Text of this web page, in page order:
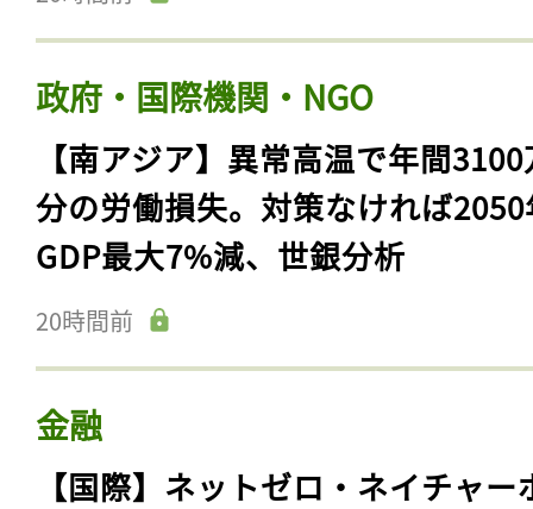
政府・国際機関・NGO
【南アジア】異常高温で年間
分の労働損失。対策なければ
GDP最大7%減、世銀分析
20時間前
金融
【国際】ネットゼロ・ネイチャー